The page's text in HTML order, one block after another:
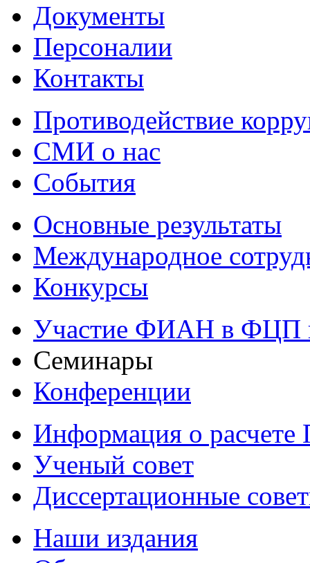
Документы
Персоналии
Контакты
Противодействие
СМИ о нас
События
Основные результаты
Международное
Конкурсы
Участие ФИАН в ФЦП
Семинары
Конференции
Информация о
Ученый совет
Диссертационные
Наши издания